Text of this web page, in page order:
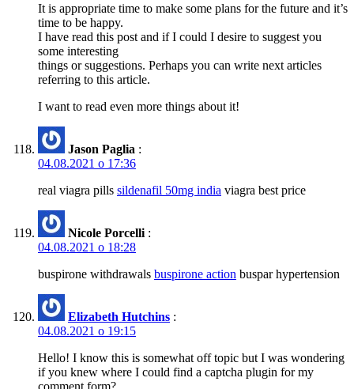
It is appropriate time to make some plans for the future and it’s
time to be happy.
I have read this post and if I could I desire to suggest you
some interesting
things or suggestions. Perhaps you can write next articles
referring to this article.
I want to read even more things about it!
Jason Paglia :
04.08.2021 о 17:36
real viagra pills sildenafil 50mg india viagra best price
Nicole Porcelli :
04.08.2021 о 18:28
buspirone withdrawals buspirone action buspar hypertension
Elizabeth Hutchins :
04.08.2021 о 19:15
Hello! I know this is somewhat off topic but I was wondering
if you knew where I could find a captcha plugin for my
comment form?